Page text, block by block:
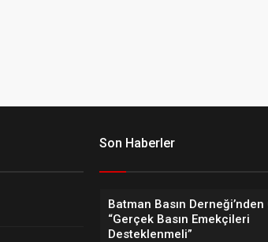
Son Haberler
Batman Basın Derneği’nden
“Gerçek Basın Emekçileri
Desteklenmeli”